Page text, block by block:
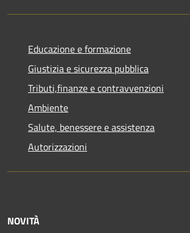
Educazione e formazione
Giustizia e sicurezza pubblica
Tributi,finanze e contravvenzioni
Ambiente
Salute, benessere e assistenza
Autorizzazioni
NOVITÀ